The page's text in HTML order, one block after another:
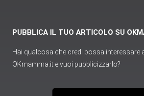
PUBBLICA IL TUO ARTICOLO SU
Hai qualcosa che credi possa interessare
OKmamma.it e vuoi pubblicizzarlo?